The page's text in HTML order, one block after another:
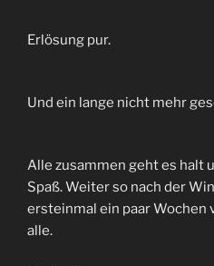
Erlösung pur.
Und ein lange nicht mehr
Alle zusammen geht es halt
Spaß. Weiter so nach der
ersteinmal ein paar Wochen
alle.